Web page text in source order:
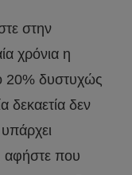
στην
χρόνια η
δυστυχώς
δεκαετία δεν
αφήστε που